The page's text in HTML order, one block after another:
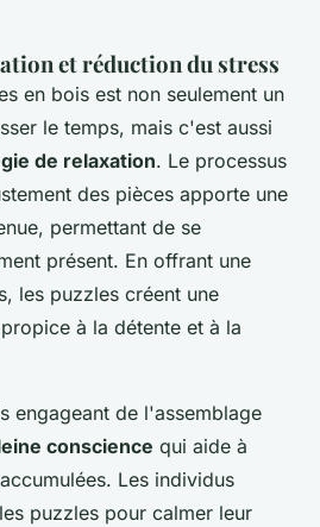
et réduction du stress
en bois est non seulement un
le temps, mais c'est aussi
de relaxation. Le processus
des pièces apporte une
permettant de se
présent. En offrant une
les puzzles créent une
à la détente et à la
engageant de l'assemblage
conscience qui aide à
Les individus
puzzles pour calmer leur